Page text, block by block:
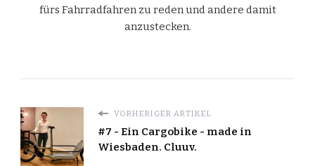
fürs Fahrradfahren zu reden und andere damit
anzustecken.
VORHERIGER ARTIKEL
#7 - Ein Cargobike - made in
Wiesbaden. Cluuv.